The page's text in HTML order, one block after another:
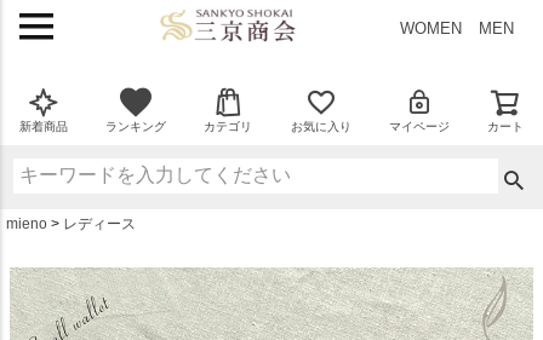
WOMEN MEN
新着商品 ランキング カテゴリ お気に入り マイページ カート
mieno レディース